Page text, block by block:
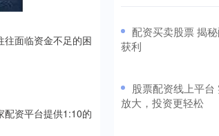
往面临资金不足的困
配资平台提供1:10的
配资买卖股票 揭
获利
股票配资线上平
放大，投资更轻松